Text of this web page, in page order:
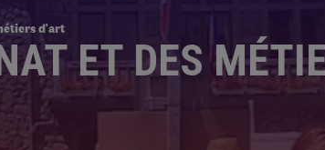
d'art
ET DES